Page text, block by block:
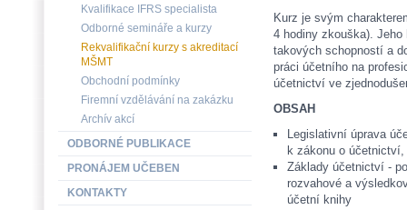
Kurz je svým
4 hodiny zkouška).
takových schopností a
práci účetního na
účetnictví ve
OBSAH
Legislativní úprava
k zákonu o
Základy účetnictví -
rozvahové a
účetní knihy
Kvalifikace IFRS specialista
Odborné semináře a kurzy
Rekvalifikační kurzy s akreditací
MŠMT
Obchodní podmínky
Firemní vzdělávání na zakázku
Archív akcí
ODBORNÉ PUBLIKACE
PRONÁJEM UČEBEN
KONTAKTY